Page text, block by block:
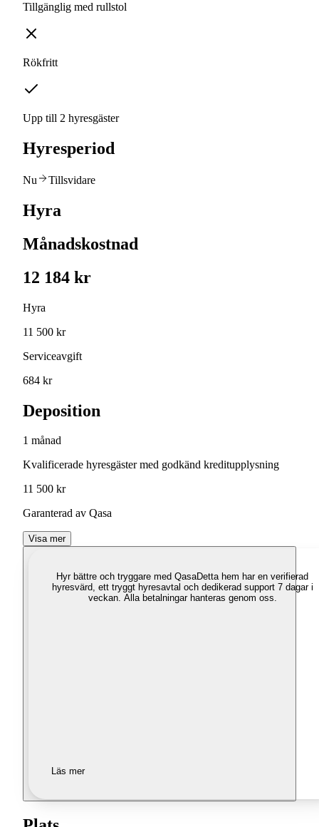
Tillgänglig med rullstol
Rökfritt
Upp till 2 hyresgäster
Hyresperiod
Nu Tillsvidare
Hyra
Månadskostnad
12 184 kr
Hyra
11 500 kr
Serviceavgift
684 kr
Deposition
1 månad
Kvalificerade hyresgäster med godkänd kreditupplysning
11 500 kr
Garanterad av Qasa
Visa mer
Hyr bättre och tryggare med QasaDetta hem har en verifierad
hyresvärd, ett tryggt hyresavtal och dedikerad support 7 dagar i
veckan. Alla betalningar hanteras genom oss.
Läs mer